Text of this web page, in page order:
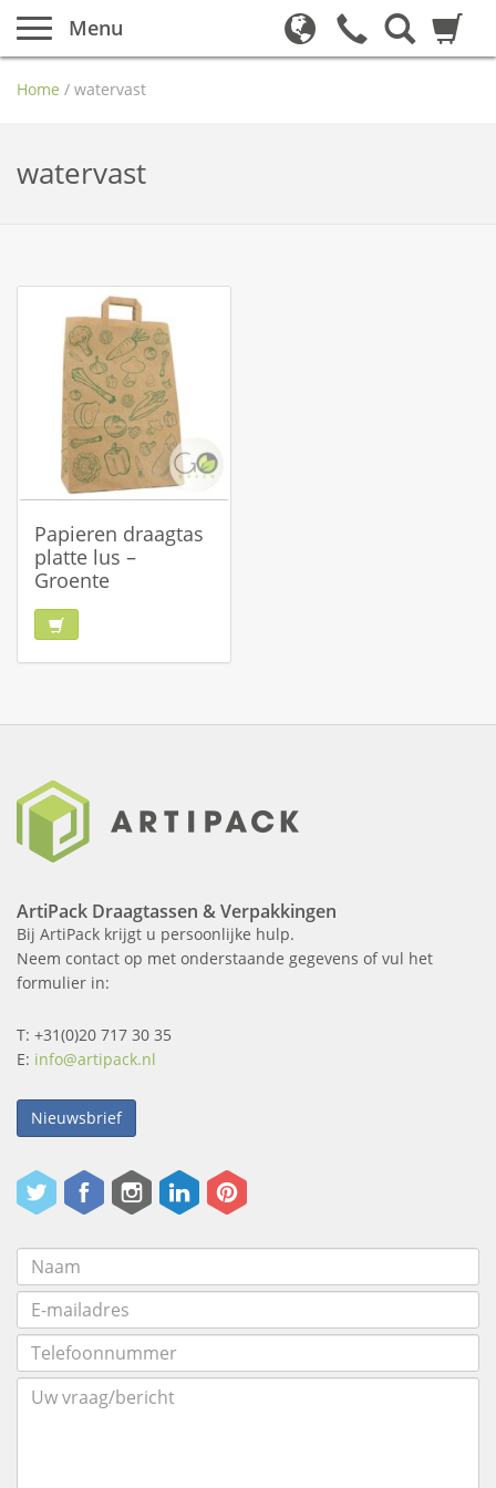
Menu
Home / watervast
watervast
Papieren draagtas
platte lus –
Groente
ArtiPack Draagtassen & Verpakkingen
Bij ArtiPack krijgt u persoonlijke hulp.
Neem contact op met onderstaande gegevens of vul het
formulier in:
T: +31(0)20 717 30 35
E: info@artipack.nl
Nieuwsbrief